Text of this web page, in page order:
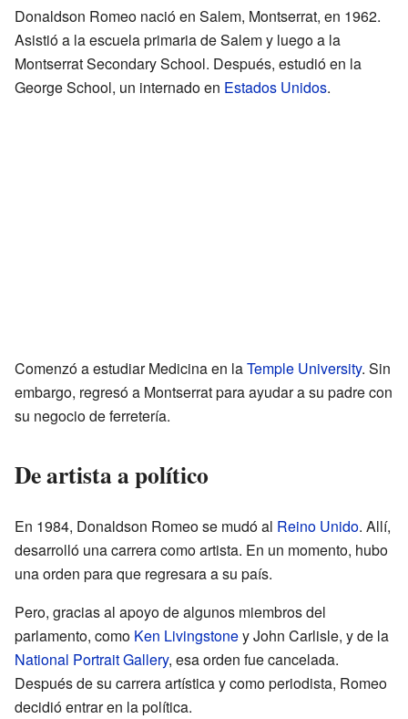
Donaldson Romeo nació en Salem, Montserrat, en 1962.
Asistió a la escuela primaria de Salem y luego a la
Montserrat Secondary School. Después, estudió en la
George School, un internado en Estados Unidos.
Comenzó a estudiar Medicina en laTemple University. Sin
embargo, regresó a Montserrat para ayudar a su padre con
su negocio de ferretería.
De artista a político
En 1984, Donaldson Romeo se mudó al Reino Unido. Allí,
desarrolló una carrera como artista. En un momento, hubo
una orden para que regresara a su país.
Pero, gracias al apoyo de algunos miembros del
parlamento, como Ken Livingstoney John Carlisle, y de la
National Portrait Gallery, esa orden fue cancelada.
Después de su carrera artística y como periodista, Romeo
decidió entrar en la política.